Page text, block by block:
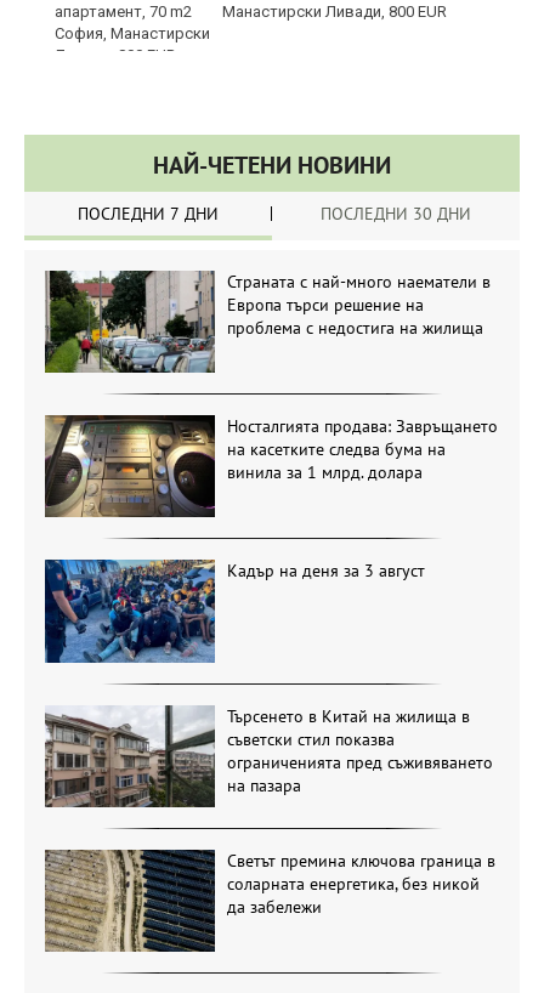
Манастирски Ливади, 800 EUR
НАЙ-ЧЕТЕНИ НОВИНИ
ПОСЛЕДНИ 7 ДНИ ПОСЛЕДНИ 30 ДНИ
Страната с най-много наематели в
Европа търси решение на
проблема с недостига на жилища
Носталгията продава: Завръщането
на касетките следва бума на
винила за 1 млрд. долара
Кадър на деня за 3 август
Търсенето в Китай на жилища в
съветски стил показва
ограниченията пред съживяването
на пазара
Светът премина ключова граница в
соларната енергетика, без никой
да забележи